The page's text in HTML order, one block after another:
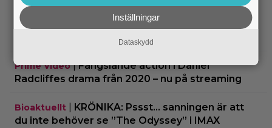
Exklusivt
”Svärtan”-aktuella Ture Nermans
favoritfilm är en klassiker från 1994:
Prime Video|Fängslande action i Daniel
Radcliffes drama från 2020 – nu på streaming
Bioaktuellt
KRÖNIKA: Pssst… sanningen är att
du inte behöver se ”The Odyssey” i IMAX
Inställningar
Dataskydd